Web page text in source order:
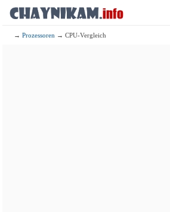
→Prozessoren → CPU-Vergleich